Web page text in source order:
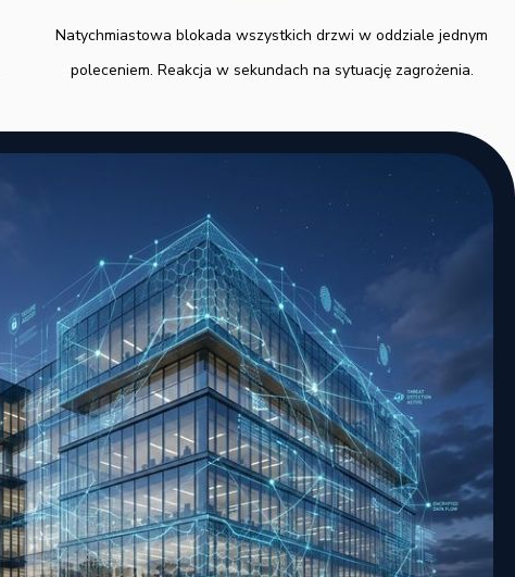
Natychmiastowa blokada wszystkich drzwi w oddziale jednym
poleceniem. Reakcja w sekundach na sytuację zagrożenia.